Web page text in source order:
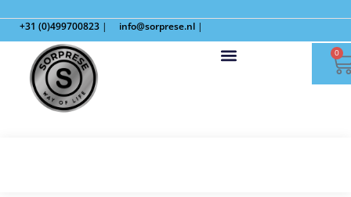
+31 (0)499700823 | info@sorprese.nl |
0